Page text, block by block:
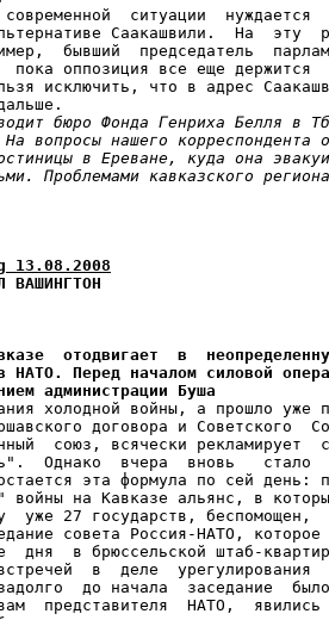
ситуации  нуждается
Саакашвили.  На  эту
бывший  председатель
пока оппозиция все еще держится
исключить, что в адрес
бюро Фонда Генриха Белля в
вопросы нашего корреспондента
в Ереване, куда она
Проблемами кавказского
13.08.2008
ВАШИНГТОН
отодвигает  в
НАТО. Перед началом силовой
администрации Буша
холодной войны, а прошло уже
договора и Советского
союз, всячески рекламирует
Однако  вчера  вновь   стало
эта формула по сей день:
войны на Кавказе альянс, в
уже 27 государств, беспомощен,
совета Россия-НАТО, которое
дня  в брюссельской штаб-
в  деле  урегулирования
до начала  заседание
представителя  НАТО,